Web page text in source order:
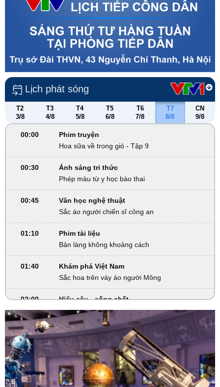
Lịch phát sóng
T2
3/8
T3
4/8
T4
5/8
T5
6/8
T6
7/8
T7
8/8
CN
9/8
00:00
Phim truyện
Hoa sữa về trong gió - Tập 9
00:30
Ánh sáng tri thức
Phép màu từ y học bào thai
00:45
Văn học nghệ thuật
Sắc áo người chiến sĩ công an
01:10
Phim tài liệu
Bản làng không khoảng cách
01:40
Khám phá Việt Nam
Sắc hoa trên váy áo người Mông
02:00
Hiểu sâu - sống chất
Chơi sinh vật cảnh - Đừng để phạm pháp
02:30
Khám phá Việt Nam
Người Mông giữa mây ngàn Lai Châu
02:45
VTV Sống khỏe
Rối loạn TIC: Hiểu để chữa lành